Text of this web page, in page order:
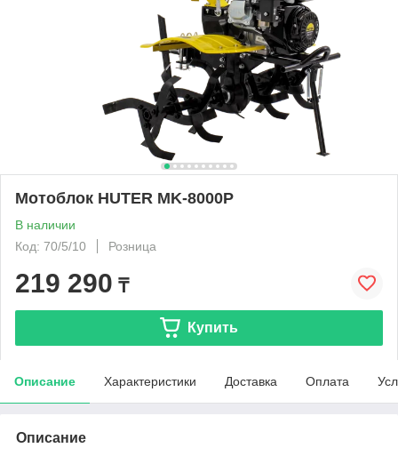
Мотоблок HUTER MK-8000P
В наличии
Код: 70/5/10
Розница
219 290 ₸
Купить
Описание Характеристики Доставка Оплата
Описание